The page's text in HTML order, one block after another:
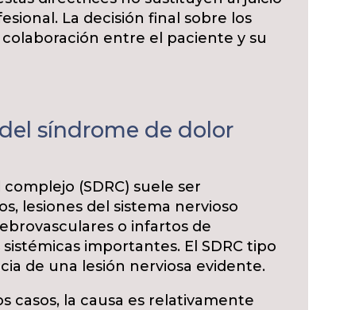
La decisión final sobre los
entre el paciente y su
síndrome de dolor
(SDRC) suele ser
lesiones del sistema nervioso
o infartos de
importantes. El SDRC tipo
de una lesión nerviosa evidente.
casos, la causa es relativamente